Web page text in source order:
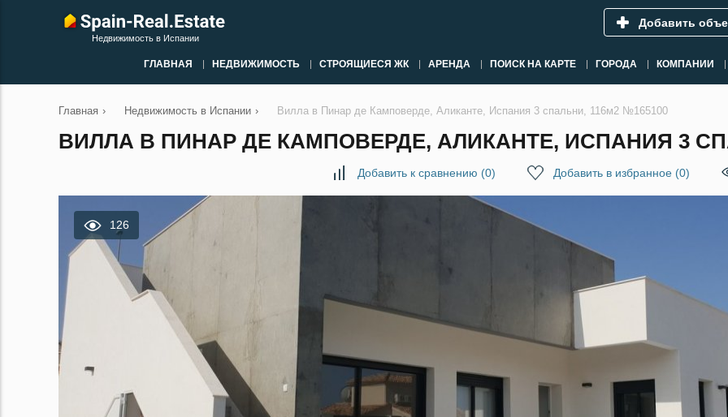
Недвижимость в Испании
Добавить
ГЛАВНАЯ НЕДВИЖИМОСТЬ СТРОЯЩИЕСЯ ЖК АРЕНДА ПОИСК НА КАРТЕ ГОРОДА КОМПАНИИ
Главная › Недвижимость в Испании › Вилла в Пинар де Камповерде, Аликанте, Испания 3 спальни, 116м2 №165100
ВИЛЛА В ПИНАР ДЕ КАМПОВЕРДЕ, АЛИКАНТЕ, ИСПАНИЯ 3
Добавить к сравнению (0) Добавить в избранное (0)
126